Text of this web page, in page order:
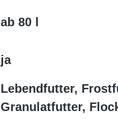
ab 80 l
ja
Lebendfutter,
Granulatfutter,